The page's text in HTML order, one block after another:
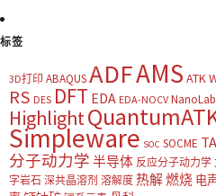
标签
3D打印 ABAQUSADFAMS ATK
RS DES DFT EDA EDA-NOCV NanoLab
Highlight
Simpleware SOC SOCME
分子动力学 半导体 反应分子动力学
字岩石 深共晶溶剂 溶解度 热解燃烧 电